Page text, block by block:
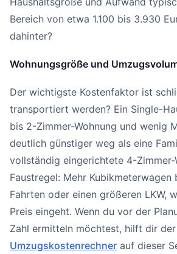
Bereich von etwa 1.100 bis 3.930
dahinter?
Wohnungsgröße und
Der wichtigste Kostenfaktor ist
transportiert werden? Ein Single-
bis 2-Zimmer-Wohnung und wenig
deutlich günstiger weg als eine
vollständig eingerichtete 4-Zimmer-
Faustregel: Mehr Kubikmeterwagen
Fahrten oder einen größeren LKW,
Preis eingeht. Wenn du vor der
Zahl ermitteln möchtest, hilft dir der
Umzugskostenrechner auf dieser